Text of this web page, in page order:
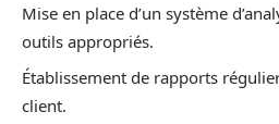
Mise en place d’un système
outils appropriés.
Établissement de rapports
client.